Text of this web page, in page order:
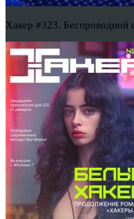
Хакер #323. Беспроводной